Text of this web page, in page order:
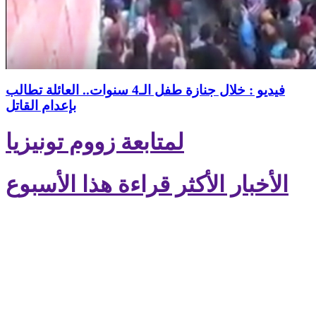
فيديو : خلال جنازة طفل الـ4 سنوات.. العائلة تطالب
بإعدام القاتل
لمتابعة زووم تونيزيا
الأخبار الأكثر قراءة هذا الأسبوع